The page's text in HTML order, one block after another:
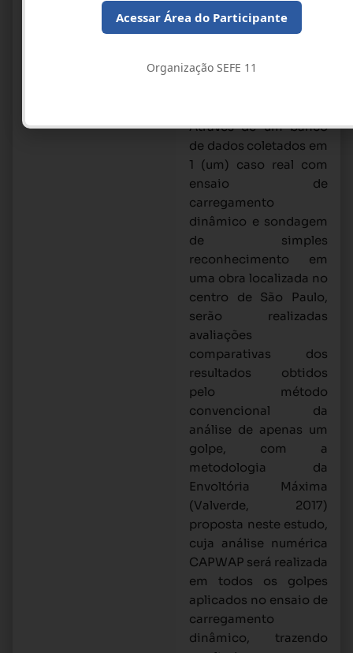
cálculo da envoltória
de resistência lateral
profundidade da
Através de um banco
de dados coletados em
1 (um) caso real com
ensaio de
carregamento
dinâmico e sondagem
de simples
reconhecimento em
uma obra localizada no
centro de São Paulo,
serão realizadas
avaliações
comparativas dos
resultados obtidos
pelo método
convencional da
análise de apenas um
golpe, com a
metodologia da
Envoltória Máxima
(Valverde, 2017)
proposta neste estudo,
cuja análise numérica
CAPWAP será realizada
em todos os golpes
aplicados no ensaio de
carregamento
dinâmico, trazendo
Acessar Área do Participante
Organização SEFE 11